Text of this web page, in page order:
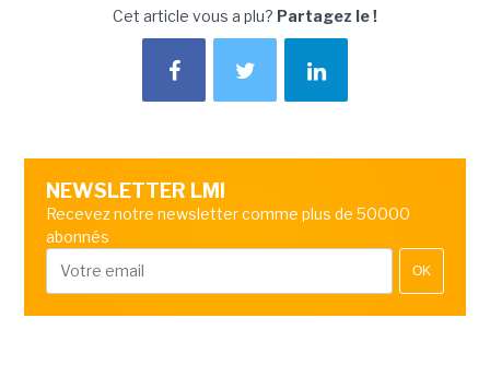
Cet article vous a plu? Partagez le !
NEWSLETTER LMI
Recevez notre newsletter comme plus de 50000
abonnés
OK